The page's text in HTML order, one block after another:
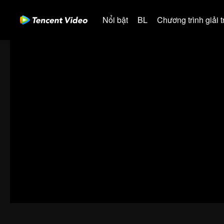
Nổi bật BL Chương trình giải